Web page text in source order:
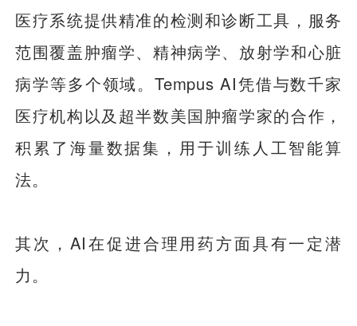
医疗系统提供精准的检测和诊断工具，服务
范围覆盖肿瘤学、精神病学、放射学和心脏
病学等多个领域。Tempus AI凭借与数千家
医疗机构以及超半数美国肿瘤学家的合作，
积累了海量数据集，用于训练人工智能算
法。
其次，AI在促进合理用药方面具有一定潜
力。